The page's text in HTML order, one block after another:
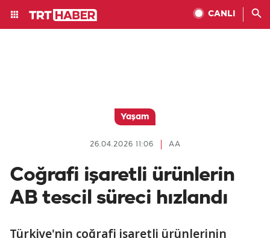
CANLI
Yaşam
AA
26.04.2026 11:06
Coğrafi işaretli ürünlerin
AB tescil süreci hızlandı
Türkiye'nin coğrafi işaretli ürünlerinin